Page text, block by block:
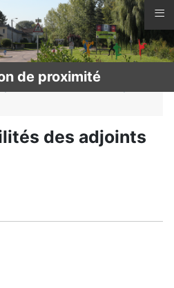
Vie municipale
Vie municipale
des adjoints
de proximité
≡